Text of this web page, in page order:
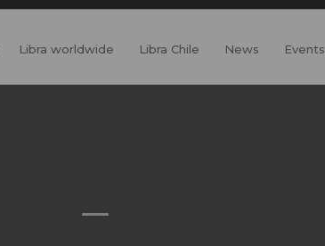
Libra worldwide Libra Chile News Events